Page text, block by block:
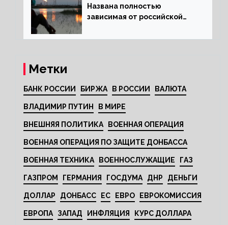
Названа полностью
зависимая от российской
Метки
БАНК РОССИИ БИРЖА В РОССИИ ВАЛЮТА
ВЛАДИМИР ПУТИН В МИРЕ
ВНЕШНЯЯ ПОЛИТИКА ВОЕННАЯ ОПЕРАЦИЯ
ВОЕННАЯ ОПЕРАЦИЯ ПО ЗАЩИТЕ ДОНБАССА
ВОЕННАЯ ТЕХНИКА ВОЕННОСЛУЖАЩИЕ ГАЗ
ГАЗПРОМ ГЕРМАНИЯ ГОСДУМА ДНР ДЕНЬГИ
ДОЛЛАР ДОНБАСС ЕС ЕВРО ЕВРОКОМИССИЯ
ЕВРОПА ЗАПАД ИНФЛЯЦИЯ КУРС ДОЛЛАРА